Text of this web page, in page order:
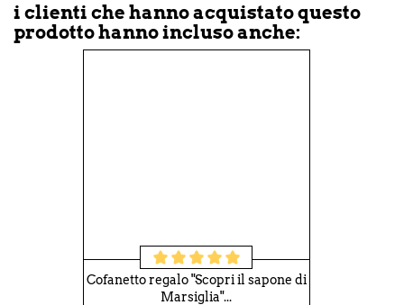
i clienti che hanno acquistato questo
prodotto hanno incluso anche:
Cofanetto regalo "Scopri il sapone di
Marsiglia"...